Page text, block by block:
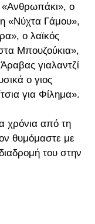
«Ανθρωπάκι», ο
«Νύχτα Γάμου»,
ο λαϊκός
Μπουζούκια»,
γιαλαντζί
ο γιος
για Φίλημα».
χρόνια από τη
θυμόμαστε με
του στην